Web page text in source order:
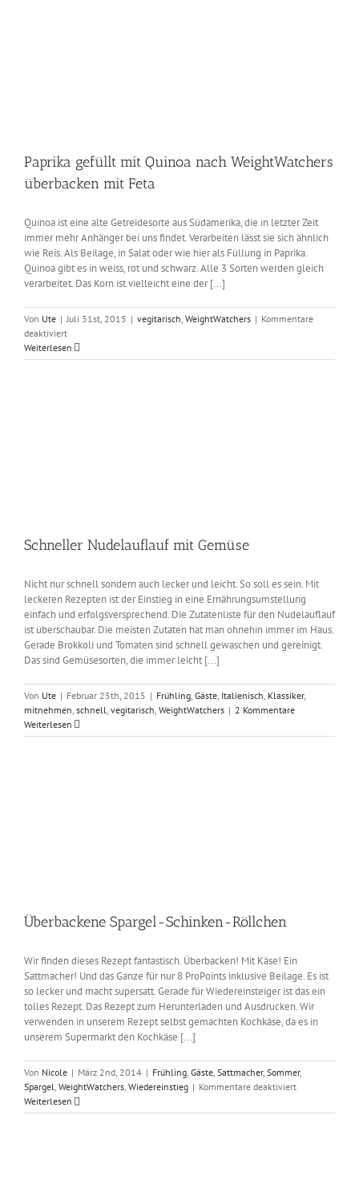
Paprika gefüllt mit Quinoa nach WeightWatchers
überbacken mit Feta
Quinoa ist eine alte Getreidesorte aus Südamerika, die in letzter Zeit
immer mehr Anhänger bei uns findet. Verarbeiten lässt sie sich ähnlich
wie Reis. Als Beilage, in Salat oder wie hier als Füllung in Paprika.
Quinoa gibt es in weiss, rot und schwarz. Alle 3 Sorten werden gleich
verarbeitet. Das Korn ist vielleicht eine der [...]
Von Ute | Juli 31st, 2015 | vegitarisch WeightWatchers | Kommentare
deaktiviertfür
Paprika
gefüllt
Weiterlesen
Schneller Nudelauflauf mit Gemüse
Nicht nur schnell sondern auch lecker und leicht. So soll es sein. Mit
leckeren Rezepten ist der Einstieg in eine Ernährungsumstellung
einfach und erfolgsversprechend. Die Zutatenliste für den Nudelauflauf
ist überschaubar. Die meisten Zutaten hat man ohnehin immer im Haus.
Gerade Brokkoli und Tomaten sind schnell gewaschen und gereinigt.
Das sind Gemüsesorten, die immer leicht [...]
Von Ute | Februar 25th, 2015 | Frühling Gäste Italienisch Klassiker,
mitnehmen schnell vegitarisch WeightWatchers | 2 Kommentare
Weiterlesen
Überbackene Spargel-Schinken-Röllchen
Wir finden dieses Rezept fantastisch. Überbacken! Mit Käse! Ein
Sattmacher! Und das Ganze für nur 8 ProPoints inklusive Beilage. Es ist
so lecker und macht supersatt. Gerade für Wiedereinsteiger ist das ein
tolles Rezept. Das Rezept zum Herunterladen und Ausdrucken. Wir
verwenden in unserem Rezept selbst gemachten Kochkäse, da es in
unserem Supermarkt den Kochkäse [...]
Von Nicole | März 2nd, 2014 | Frühling, Gäste, Sattmacher, Sommer,
Spargel, WeightWatchers, Wiedereinstieg | Kommentare deaktiviertfür
Spargel-
Weiterlesen